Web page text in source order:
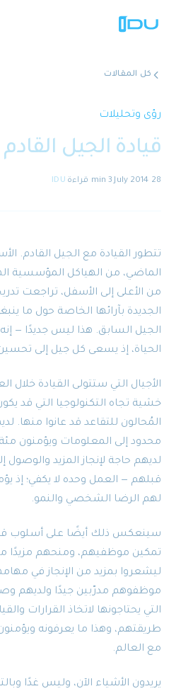
الحلول
المنصة
الشركة
🇸🇦 عروض توضيحية
كل المقالات
رؤى وتحليلات
قيادة الجيل القادم
28 July 2014
3 min قراءة IDU
تتطور القيادة مع الجيل القادم.
الماضي، من الهياكل المؤسسية
من الأعلى إلى الأسفل، تراجعت
الجديدة بآرائها الخاصة حول ما
الجيل السابق. هذا ليس جديدًا —
الحياة، إذ يسعى كل جيل إلى
الأجيال التي ستتولى القيادة خلال
خشية تجاه التكنولوجيا التي قد
المُحالون للتقاعد قد عانوا منها.
محدود إلى المعلومات ويؤمنون مئة
لديهم حاجة لإنجاز المزيد
قبلهم — العمل وحده لا يكفي؛ إذ
لهم الرضا الشخصي والنمو.
سينعكس ذلك أيضًا على أسلوب
تمكين موظفيهم، ومنحهم مزيدًا
ليشعروا بمزيد من الإنجاز في
موظفوهم مدرّبين جيدًا ولديهم
التي يحتاجونها لاتخاذ القرارات
طريقتهم، وهذا ما يعرفونه
مع العالم.
يريدون الأشياء الآن، وليس غدًا